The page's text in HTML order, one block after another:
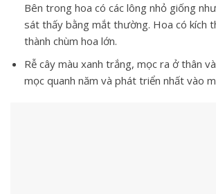
Bên trong hoa có các lông nhỏ giống
sát thấy bằng mắt thường. Hoa có kích
thành chùm hoa lớn.
Rễ cây màu xanh trắng, mọc ra ở thân
mọc quanh năm và phát triển nhất vào